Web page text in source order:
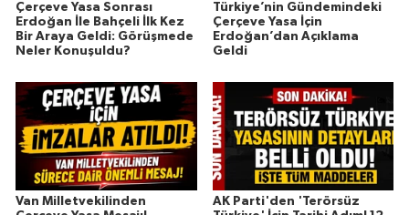
Çerçeve Yasa Sonrası
Erdoğan İle Bahçeli İlk Kez
Bir Araya Geldi: Görüşmede
Neler Konuşuldu?
Türkiye’nin Gündemindeki
Çerçeve Yasa İçin
Erdoğan’dan Açıklama
Geldi
Van Milletvekilinden
AK Parti'den 'Terörsüz